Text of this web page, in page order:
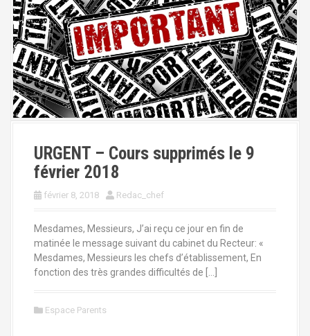
URGENT – Cours supprimés le 9
février 2018
février 8, 2018 Redac_chef
Mesdames, Messieurs, J’ai reçu ce jour en fin de
matinée le message suivant du cabinet du Recteur: «
Mesdames, Messieurs les chefs d’établissement, En
fonction des très grandes difficultés de […]
Espace Parents